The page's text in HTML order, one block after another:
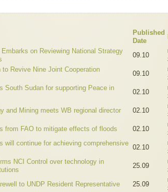
Published
Date
on Reviewing National Strategy
09.10
Revive Nine Joint Cooperation
09.10
South Sudan for supporting Peace in
02.10
and Mining meets WB regional director 02.10
from FAO to mitigate effects of floods 02.10
will continue for achieving comprehensive
02.10
NCI Control over technology in
25.09
to UNDP Resident Representative 25.09